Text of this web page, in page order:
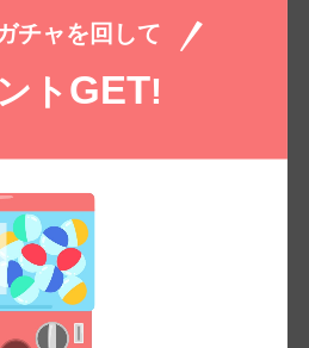
で裁けない悪を裁く彼の姿にはシビれ
た。
ーロー
ますね。壇浩輝の二面性に圧倒されつ
酷な行動に惹かれます。悪を裁くスタ
じさせる。最新巻も期待を裏切らない
チャを回して
ト GET!